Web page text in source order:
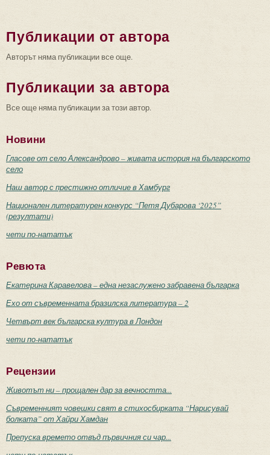
Публикации от автора
Авторът няма публикации все още.
Публикации за автора
Все още няма публикации за този автор.
Новини
Гласове от село Александрово – живата история на българското
село
Наш автор с престижно отличие в Хамбург
Национален литературен конкурс “Петя Дубарова ‘2025”
(резултати)
чети по-нататък
Ревюта
Екатерина Каравелова – една незаслужено забравена българка
Ехо от съвременната бразилска литература – 2
Четвърт век българска култура в Лондон
чети по-нататък
Рецензии
Животът ни – прощален дар за вечността...
Съвременният човешки свят в стихосбирката “Нарисувай
болката” от Хайри Хамдан
Препуска времето отвъд първичния си чар...